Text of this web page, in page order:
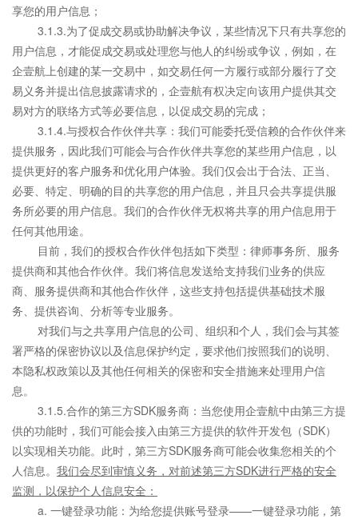
享您的用户信息；
3.1.3.为了促成交易或协助解决争议，某些情况下只有共享您的
用户信息，才能促成交易或处理您与他人的纠纷或争议，例如，在
企壹航上创建的某一交易中，如交易任何一方履行或部分履行了交
易义务并提出信息披露请求的，企壹航有权决定向该用户提供其交
易对方的联络方式等必要信息，以促成交易的完成；
3.1.4.与授权合作伙伴共享：我们可能委托受信赖的合作伙伴来
提供服务，因此我们可能会与合作伙伴共享您的某些用户信息，以
提供更好的客户服务和优化用户体验。我们仅会出于合法、正当、
必要、特定、明确的目的共享您的用户信息，并且只会共享提供服
务所必要的用户信息。我们的合作伙伴无权将共享的用户信息用于
任何其他用途。
目前，我们的授权合作伙伴包括如下类型：律师事务所、服务
提供商和其他合作伙伴。我们将信息发送给支持我们业务的供应
商、服务提供商和其他合作伙伴，这些支持包括提供基础技术服
务、提供咨询、分析等专业服务。
对我们与之共享用户信息的公司、组织和个人，我们会与其签
署严格的保密协议以及信息保护约定，要求他们按照我们的说明、
本隐私权政策以及其他任何相关的保密和安全措施来处理用户信
息。
3.1.5.合作的第三方SDK服务商：当您使用企壹航中由第三方提
供的功能时，我们可能会接入由第三方提供的软件开发包（SDK）
以实现相关功能。此时，第三方SDK服务商可能会收集您相关的个
人信息。 我们会尽到审慎义务，对前述第三方SDK进行严格的安全
监测，以保护个人信息安全：
a. 一键登录功能：为给您提供账号登录——一键登录功能，第